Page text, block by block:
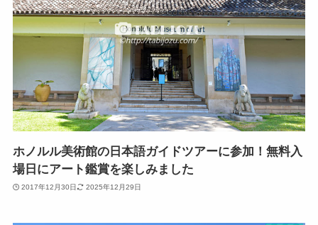
ホノルル美術館の日本語ガイドツアーに参加！無料入
場日にアート鑑賞を楽しみました
2017年12月30日 2025年12月29日